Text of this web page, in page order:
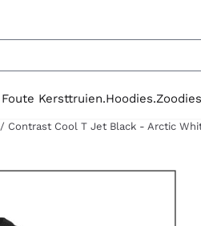
Foute Kersttruien.Hoodies.
/ Contrast Cool T Jet Black - Arctic